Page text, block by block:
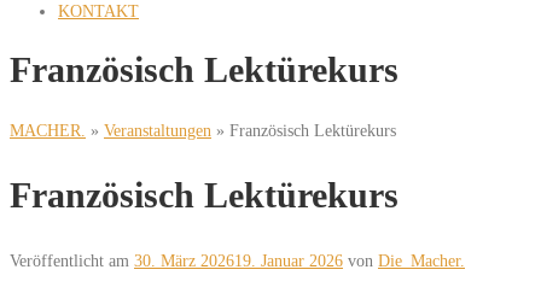
KONTAKT
Französisch Lektürekurs
MACHER. » Veranstaltungen » Französisch Lektürekurs
Französisch Lektürekurs
Veröffentlicht am 30. März 202619. Januar 2026 von Die_Macher.